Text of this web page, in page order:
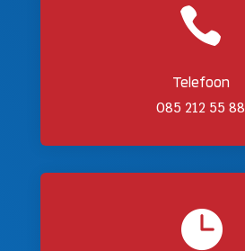

Telefoon
085 212 55 88
